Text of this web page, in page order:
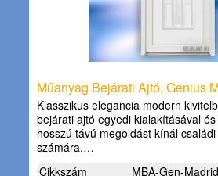
Műanyag Bejárati Ajtó, Genius
Klasszikus elegancia modern
bejárati ajtó egyedi kialakításával
hosszú távú megoldást kínál
számára.…
Cikkszám
MBA-Gen-